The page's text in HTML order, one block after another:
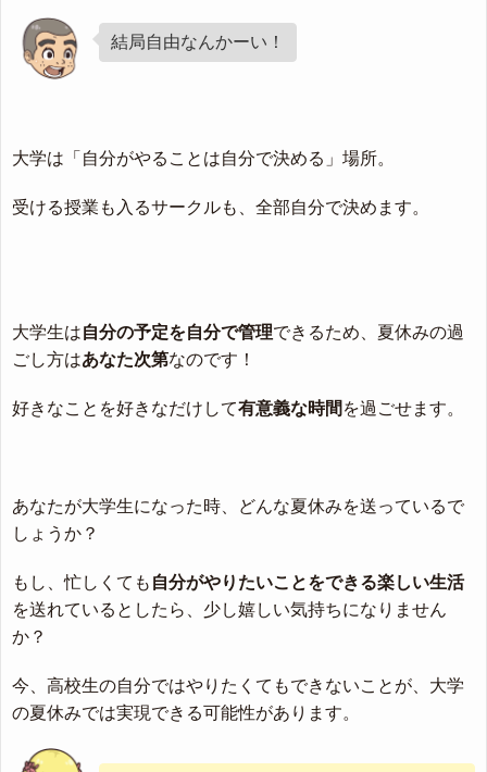
結局自由なんかーい！
大学は「自分がやることは自分で決める」場所。
受ける授業も入るサークルも、全部自分で決めます。
大学生は自分の予定を自分で管理できるため、夏休みの過
ごし方はあなた次第なのです！
好きなことを好きなだけして有意義な時間 を過ごせます。
あなたが大学生になった時、どんな夏休みを送っているで
しょうか？
もし、忙しくても 自分がやりたいことをできる楽しい生活
を送れているとしたら、少し嬉しい気持ちになりません
か？
今、高校生の自分ではやりたくてもできないことが、大学
の夏休みでは実現できる可能性があります。